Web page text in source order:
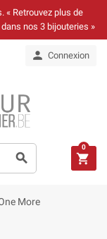
« Retrouvez plus de
nos 3 bijouteries »
 Connexion
 
0
More